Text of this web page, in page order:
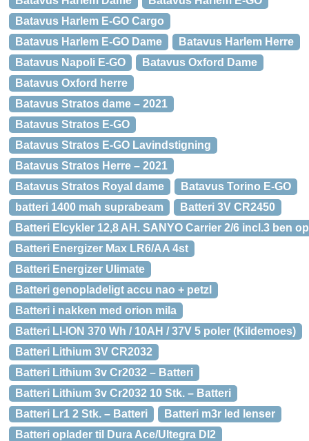
Batavus Harlem E-GO Cargo
Batavus Harlem E-GO Dame
Batavus Harlem Herre
Batavus Napoli E-GO
Batavus Oxford Dame
Batavus Oxford herre
Batavus Stratos dame – 2021
Batavus Stratos E-GO
Batavus Stratos E-GO Lavindstigning
Batavus Stratos Herre – 2021
Batavus Stratos Royal dame
Batavus Torino E-GO
batteri 1400 mah suprabeam
Batteri 3V CR2450
Batteri Elcykler 12,8 AH. SANYO Carrier 2/6 incl.3 ben
Batteri Energizer Max LR6/AA 4st
Batteri Energizer Ulimate
Batteri genopladeligt accu nao + petzl
Batteri i nakken med orion mila
Batteri LI-ION 370 Wh / 10AH / 37V 5 poler (Kildemoes)
Batteri Lithium 3V CR2032
Batteri Lithium 3v Cr2032 – Batteri
Batteri Lithium 3v Cr2032 10 Stk. – Batteri
Batteri Lr1 2 Stk. – Batteri
Batteri m3r led lenser
Batteri oplader til Dura Ace/Ultegra DI2